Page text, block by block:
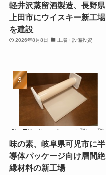
軽井沢蒸留酒製造、長野県
上田市にウイスキー新工場
を建設
2026年8月8日 工場・設備投資
味の素、岐阜県可児市に半
導体パッケージ向け層間絶
縁材料の新工場